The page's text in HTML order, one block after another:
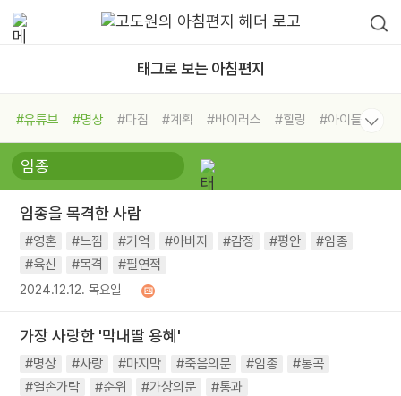
태그로 보는 아침편지
#유튜브 #명상 #다짐 #계획 #바이러스 #힐링
#아이들
#비전캠프
#독서캠프 #삶
#희망
#나눔 #친구 #링컨학교
#독서
#건강 #면역력
임종을 목격한 사람
#영혼 #느낌 #기억 #아버지 #감정 #평안
#임종
#육신
#목격 #필연적
2024.12.12. 목요일
가장 사랑한 '막내딸 용혜'
#명상 #사랑 #마지막 #죽음의문 #임종
#통곡
#열손가락
#순위 #가상의문 #통과